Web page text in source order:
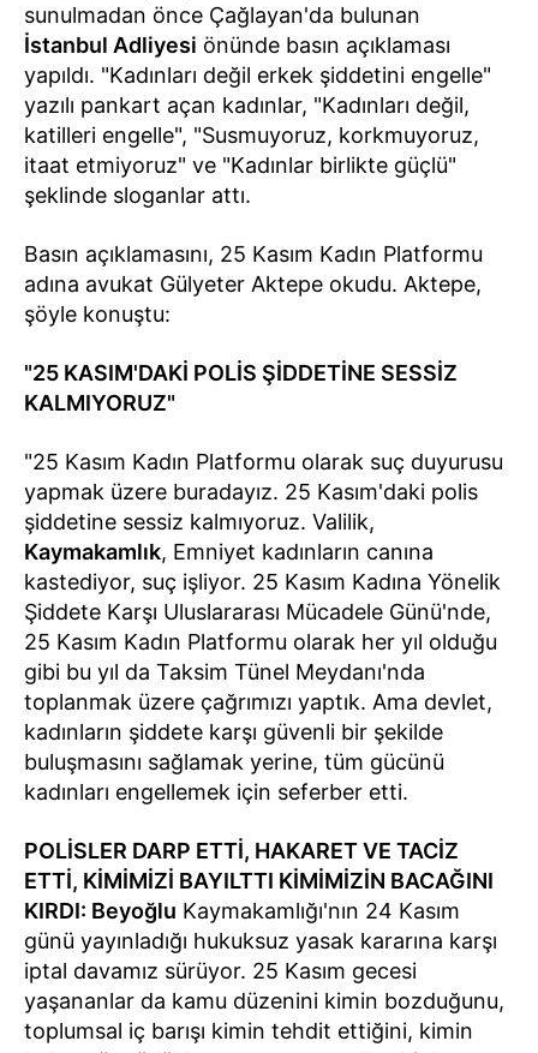
sunulmadan önce Çağlayan'da bulunan
İstanbul Adliyesi önünde basın açıklaması
yapıldı. "Kadınları değil erkek şiddetini engelle"
yazılı pankart açan kadınlar, "Kadınları değil,
katilleri engelle", "Susmuyoruz, korkmuyoruz,
itaat etmiyoruz" ve "Kadınlar birlikte güçlü"
şeklinde sloganlar attı.
Basın açıklamasını, 25 Kasım Kadın Platformu
adına avukat Gülyeter Aktepe okudu. Aktepe,
şöyle konuştu:
"25 KASIM'DAKİ POLİS ŞİDDETİNE SESSİZ
KALMIYORUZ"
"25 Kasım Kadın Platformu olarak suç duyurusu
yapmak üzere buradayız. 25 Kasım'daki polis
şiddetine sessiz kalmıyoruz. Valilik,
Kaymakamlık, Emniyet kadınların canına
kastediyor, suç işliyor. 25 Kasım Kadına Yönelik
Şiddete Karşı Uluslararası Mücadele Günü'nde,
25 Kasım Kadın Platformu olarak her yıl olduğu
gibi bu yıl da Taksim Tünel Meydanı'nda
toplanmak üzere çağrımızı yaptık. Ama devlet,
kadınların şiddete karşı güvenli bir şekilde
buluşmasını sağlamak yerine, tüm gücünü
kadınları engellemek için seferber etti.
POLİSLER DARP ETTİ, HAKARET VE TACİZ
ETTİ, KİMİMİZİ BAYILTTI KİMİMİZİN BACAĞINI
KIRDI: Beyoğlu Kaymakamlığı'nın 24 Kasım
günü yayınladığı hukuksuz yasak kararına karşı
iptal davamız sürüyor. 25 Kasım gecesi
yaşananlar da kamu düzenini kimin bozduğunu,
toplumsal iç barışı kimin tehdit ettiğini, kimin